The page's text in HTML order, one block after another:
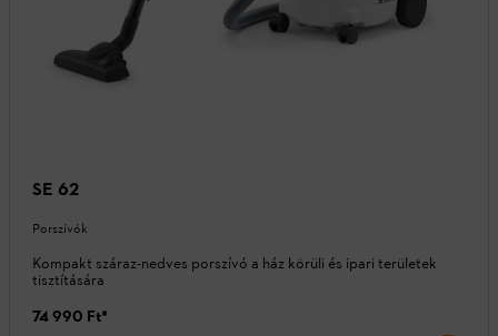
SE 62
Porszívók
Kompakt száraz-nedves porszívó a ház körüli és ipari területek
tisztítására
74 990 Ft*